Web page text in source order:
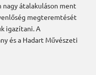
átalakuláson ment
megteremtését
igazítani. A
és a Hadart Művészeti